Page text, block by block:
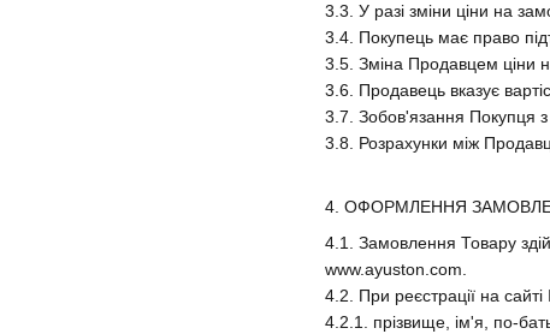
3.3. У разі зміни ціни на
3.4. Покупець має право
3.5. Зміна Продавцем ціни
3.6. Продавець вказує
3.7. Зобов'язання Покупця
3.8. Розрахунки між
4. ОФОРМЛЕННЯ
4.1. Замовлення Товару
www.ayuston.com.
4.2. При реєстрації на
4.2.1. прізвище, ім'я, по-